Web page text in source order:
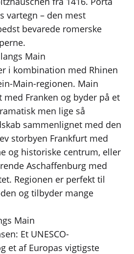
vartegn – den mest
bevarede romerske
Main
i kombination med Rhinen
Main-regionen. Main
Franken og byder på et
men lige så
sammenlignet med den
storbyen Frankfurt med
og historiske centrum, eller
Aschaffenburg med
Regionen er perfekt til
og tilbyder mange
Main
Et UNESCO-
et af Europas vigtigste